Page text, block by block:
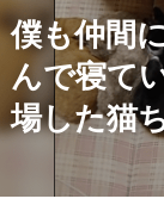
僕も仲間
んで寝て
場した猫